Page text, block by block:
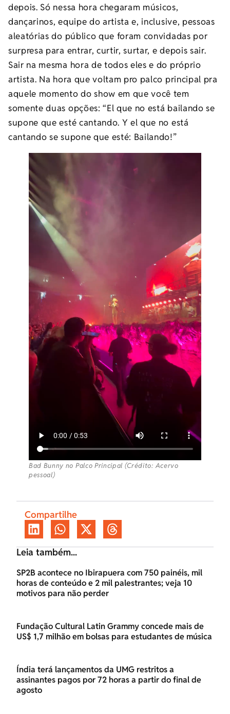
depois. Só nessa hora chegaram músicos,
dançarinos, equipe do artista e, inclusive, pessoas
aleatórias do público que foram convidadas por
surpresa para entrar, curtir, surtar, e depois sair.
Sair na mesma hora de todos eles e do próprio
artista. Na hora que voltam pro palco principal pra
aquele momento do show em que você tem
somente duas opções: “El que no está bailando se
supone que esté cantando. Y el que no está
cantando se supone que esté: Bailando!”
Bad Bunny no Palco Principal (Crédito: Acervo
pessoal)
Compartilhe
Leia também...
SP2B acontece no Ibirapuera com 750 painéis, mil
horas de conteúdo e 2 mil palestrantes; veja 10
motivos para não perder
Fundação Cultural Latin Grammy concede mais de
US$ 1,7 milhão em bolsas para estudantes de música
Índia terá lançamentos da UMG restritos a
assinantes pagos por 72 horas a partir do final de
agosto